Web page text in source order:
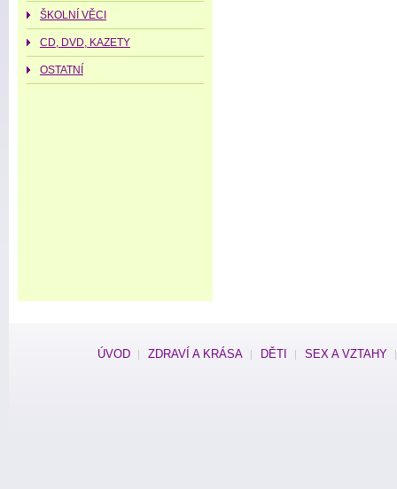
ŠKOLNÍ VĚCI
CD, DVD, KAZETY
OSTATNÍ
ÚVOD ZDRAVÍ A KRÁSA DĚTI SEX A VZTAHY